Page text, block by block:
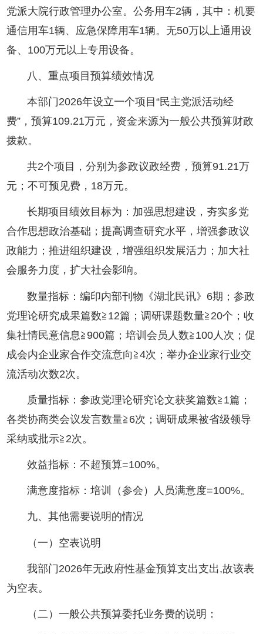
党派大院行政管理办公室。公务用车2辆，其中：机要
通信用车1辆、应急保障用车1辆。无50万以上通用设
备、100万元以上专用设备。
八、重点项目预算绩效情况
本部门2026年设立一个项目“民主党派活动经
费”，预算109.21万元，资金来源为一般公共预算财政
拨款。
共2个项目，分别为参政议政经费，预算91.21万
元；不可预见费，18万元。
长期项目绩效目标为：加强思想建设，夯实多党
合作思想政治基础；提高调查研究水平，增强参政议
政能力；推进组织建设，增强组织发展活力；加大社
会服务力度，扩大社会影响。
数量指标：编印内部刊物《湖北民讯》6期；参政
党理论研究成果篇数≧12篇；调研课题数量≧20个；收
集社情民意信息≧900篇；培训会员人数≧100人次；促
成会内企业家合作交流意向≧4次；举办企业家行业交
流活动次数2次。
质量指标：参政党理论研究论文获奖篇数≧1篇；
各类协商类会议发言数量≧6次；调研成果被省级领导
采纳或批示≧2次。
效益指标：不超预算=100%。
满意度指标：培训（参会）人员满意度=100%。
九、其他需要说明的情况
（一）空表说明
我部门2026年无政府性基金预算支出支出,故该表
为空表。
（二）一般公共预算委托业务费的说明：